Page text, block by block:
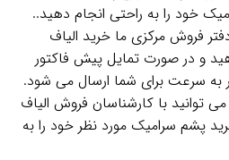
خود را به راحتی انجام دهید..
فروش مرکزی ما خرید الیاف
و در صورت تمایل پیش فاکتور
سرعت برای شما ارسال می شود.
توانید با کارشناسان فروش الیاف
پشم سرامیک مورد نظر خود را به